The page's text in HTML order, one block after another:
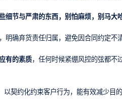
细节与严肃的东西，别怕麻烦，别马大哈
明确弃货责任归属‌，避免因合同约定不
有的素质，任何时候紧绷风控的弦都不
契约化约束客户行为，能有效减少目